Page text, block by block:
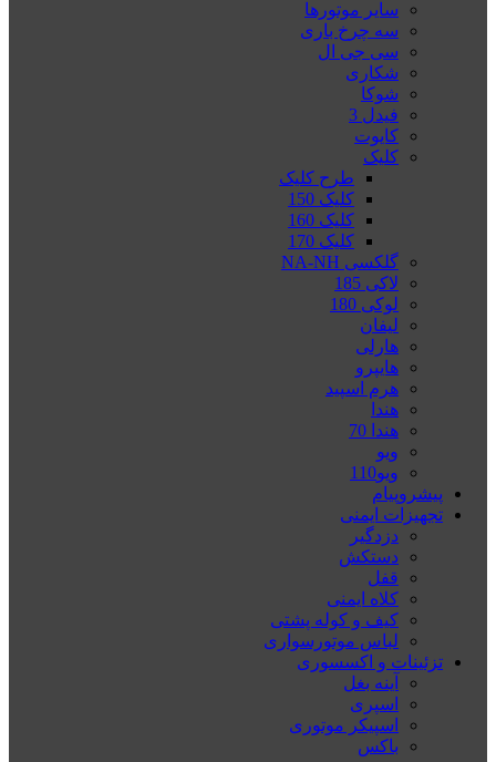
سایر موتورها
سه چرخ باری
سی جی ال
شکاری
شوکا
فیدل 3
کایوت
کلیک
طرح کلیک
کلیک 150
کلیک 160
کلیک 170
گلکسی NA-NH
لاکی 185
لوکی 180
لیفان
هارلی
هایپرو
هرم اسپید
هندا
هندا 70
ویو
ویو110
پیشروپیام
تجهیزات ایمنی
دزدگیر
دستکش
قفل
کلاه ایمنی
کیف و کوله پشتی
لباس موتورسواری
تزئینات و اکسسوری
آینه بغل
اسپری
اسپیکر موتوری
باکس